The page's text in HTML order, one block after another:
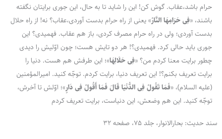
حرام باشد،عقاب. گوش کن! این را شاید تا به حال، این جوری برایتان نگفته
باشند، «فِی حَرَامِهَا النَّارُ» یعنی از راه حرام بدست آوردی،عقاب؟ نه! از راه حلال
بدست آوردی؛ ولی در راه حرام مصرف کردی، باز هم عقاب. فهمیدی؟ این
جوری باید حالی کرد. فهمیدی؟! هر دو تایش هست؛ چون اوّلیش را دیدی
چطور برایت معنا کردم من؟ «فِی حَلَالِهَا»؛ این طرفش هم هست. دنیا را
برایت تعریف بکنم؟! این تعریف دنیا، برایت کردم. توجّه کنید. امیرالمؤمنین
(علیه السلام)، «فَمَا تَقُولُ فِی الدُّنْیَا قَالَ فَمَا أَقُولُ‌ فِی‌ دَارٍ»؛ اوّلش تا آخرش،
توجّه کنید. این هم وضعش، این دنیاست، برایت تعریف کردم
سند حدیث: بحارالانوار، جلد 75، صفحه 32